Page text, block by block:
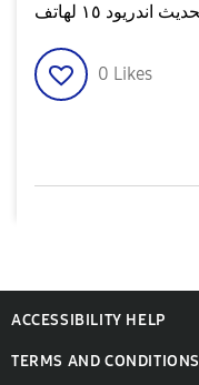
0 Likes
ACCESSIBILITY HELP
TERMS AND CONDITIONS